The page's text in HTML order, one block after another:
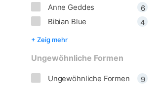
Anne Geddes
6
Bibian Blue
4
+ Zeig mehr
Ungewöhnliche Formen
Ungewöhnliche Formen 9